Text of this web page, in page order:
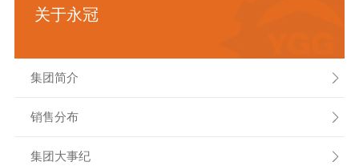
重要子公司
工作环境
检测设备
关于永冠
集团简介 
销售分布 
集团大事纪 